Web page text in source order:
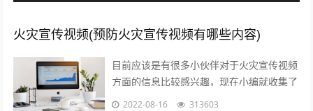
火灾宣传视频(预防火灾宣传视频有哪些内容)
目前应该是有很多小伙伴对于火灾宣传视频
方面的信息比较感兴趣，现在小编就收集了
一些与预防火灾宣传视频有哪些内容相关的
2022-08-16 313603